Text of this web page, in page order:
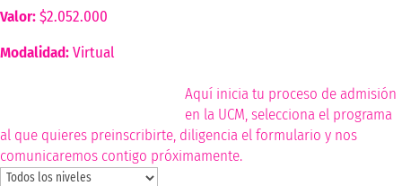
Valor:$2.052.000
Modalidad:Virtual
Aquí inicia tu proceso de admisión
en la UCM, selecciona el programa
al que quieres preinscribirte, diligencia el formulario y nos
comunicaremos contigo próximamente.